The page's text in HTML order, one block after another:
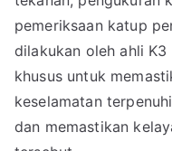
pemeriksaan katup
dilakukan oleh ahli
khusus untuk
keselamatan
dan memastikan